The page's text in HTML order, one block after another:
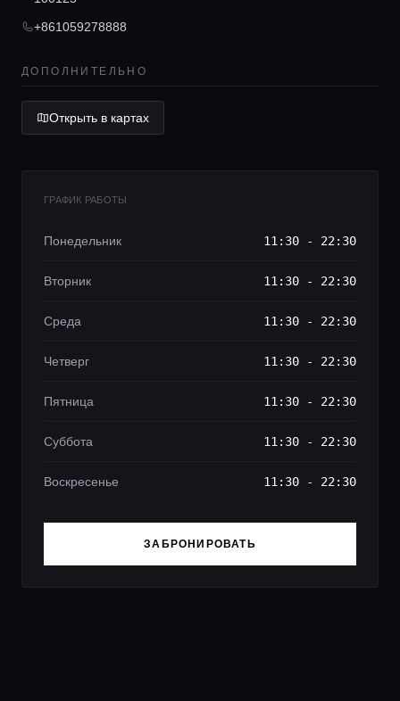
Консьерж сервис
Lifestyle журнал
+861059278888
ДОПОЛНИТЕЛЬНО
Открыть в картах
ГРАФИК РАБОТЫ
Понедельник 11:30 - 22:30
Вторник 11:30 - 22:30
Среда 11:30 - 22:30
Четверг 11:30 - 22:30
Пятница 11:30 - 22:30
Суббота 11:30 - 22:30
Воскресенье 11:30 - 22:30
ЗАБРОНИРОВАТЬ